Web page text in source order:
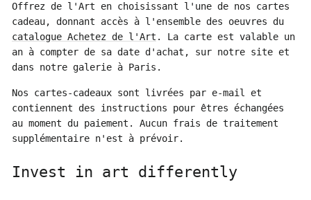
Offrez de l'Art en choisissant l'une de nos cartes
cadeau, donnant accès à l'ensemble des oeuvres du
catalogue Achetez de l'Art . La carte est valable un
an à compter de sa date d'achat, sur notre site et
dans notre galerie à Paris.
Nos cartes-cadeaux sont livrées par e-mail et
contiennent des instructions pour êtres échangées
au moment du paiement. Aucun frais de traitement
supplémentaire n'est à prévoir.
Invest in art differently